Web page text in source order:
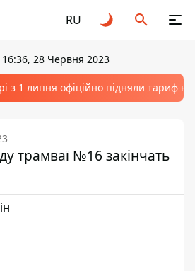
RU
16:36, 28 Червня 2023
з 1 липня офіційно підняли тариф
трамваї №16 закінчать